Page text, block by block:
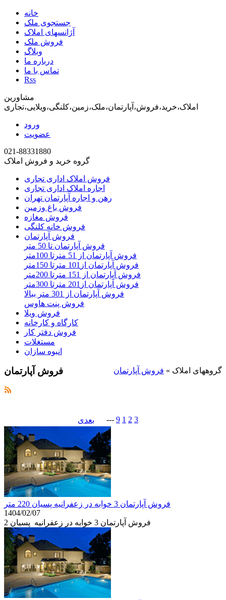
خانه
جستجوی ملک
آژانسهای املاک
فروش ملک
وبلاگ
درباره ما
تماس با ما
Rss
مشاورین
املاک،خرید،فروش،آپارتمان،ملک،زمین،کلنگی،ویلایی،تجاری
ورود
عضویت
021-88331880
گروه خرید و فروش املاک
فروش املاک اداری تجاری
اجاره املاک اداری تجاری
رهن و اجاره آپارتمان تهران
فروش باغ وزمین
فروش مغازه
فروش خانه کلنگی
فروش آپارتمان
فروش آپارتمان تا 50 متر
فروش آپارتمان از 51 مترتا 100متر
فروش آپارتمان از101 مترتا 150متر
فروش آپارتمان از 151 مترتا 200متر
فروش آپارتمان از201 مترتا 300متر
فروش آپارتمان از 301 متر ببالا
فروش پنت هاوس
فروش ویلا
کارگاه و کارخانه
فروش دفتر کار
مستغلات
انبوه سازان
گروههای املاک » فروش آپارتمان فروش آپارتمان
9 1 2 3
--- بعدی
فروش آپارتمان 3 خوابه در زعفرانیه پسیان 220 متر
1404/02/07
فروش آپارتمان 3 خوابه در زعفرانیه پسیان 2